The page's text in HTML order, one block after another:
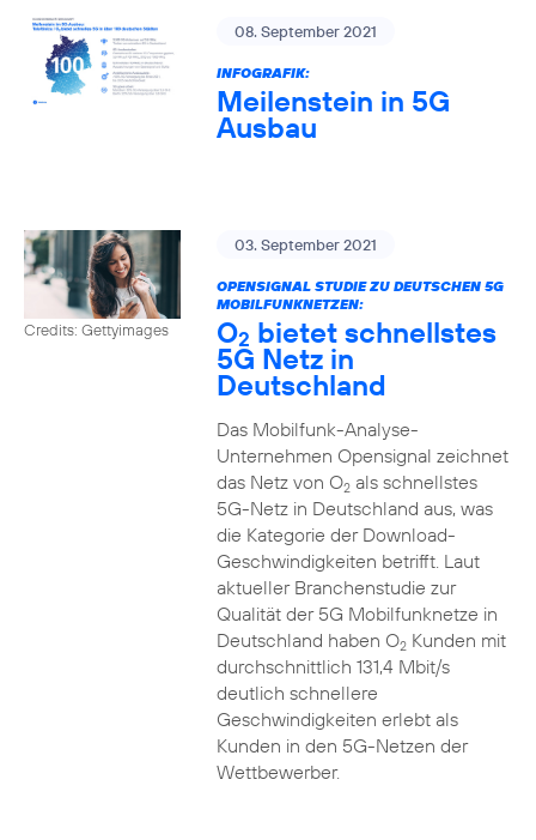
08. September 2021
INFOGRAFIK:
Meilenstein in 5G
Ausbau
Credits: Gettyimages
03. September 2021
OPENSIGNAL STUDIE ZU DEUTSCHEN 5G
MOBILFUNKNETZEN:
O2 bietet schnellstes
5G Netz in
Deutschland
Das Mobilfunk-Analyse-
Unternehmen Opensignal zeichnet
das Netz von O2als schnellstes
5G-Netz in Deutschland aus, was
die Kategorie der Download-
Geschwindigkeiten betrifft. Laut
aktueller Branchenstudie zur
Qualität der 5G Mobilfunknetze in
Deutschland haben O2Kunden mit
durchschnittlich 131,4 Mbit/s
deutlich schnellere
Geschwindigkeiten erlebt als
Kunden in den 5G-Netzen der
Wettbewerber.